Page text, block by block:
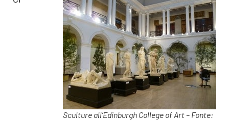
Sculture all’Edinburgh College of Art – Fonte: